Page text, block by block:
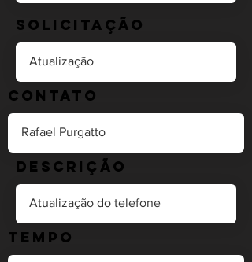
Solicitação
Contato
Descrição
Tempo